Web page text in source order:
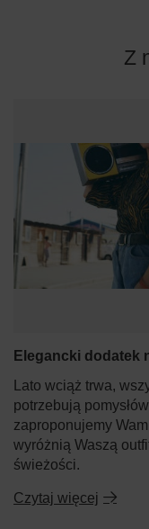
Z
Elegancki dodatek
Lato wciąż trwa,
potrzebują
zaproponujemy
wyróżnią Waszą
świeżości.
Czytaj więcej